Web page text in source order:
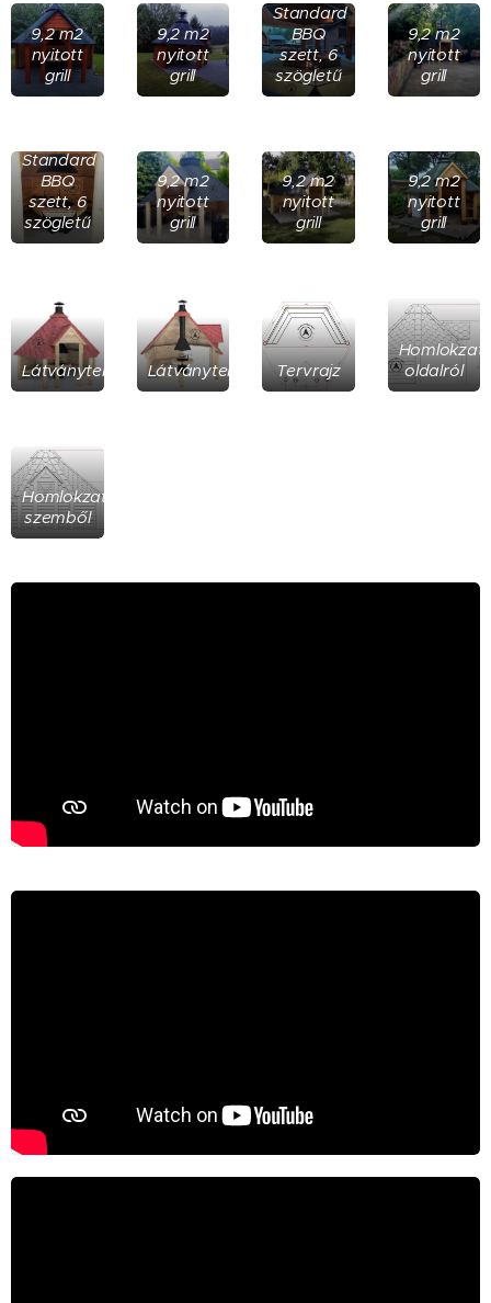
9,2 m2
nyitott
grill
9,2 m2
nyitott
grill
Standard
BBQ
szett, 6
szögletű
9,2 m2
nyitott
grill
Standard
BBQ
szett, 6
szögletű
9,2 m2
nyitott
grill
9,2 m2
nyitott
grill
9,2 m2
nyitott
grill
Látványterv Látványterv Tervrajz
Homlokzat
oldalról
Homlokzat
szemből